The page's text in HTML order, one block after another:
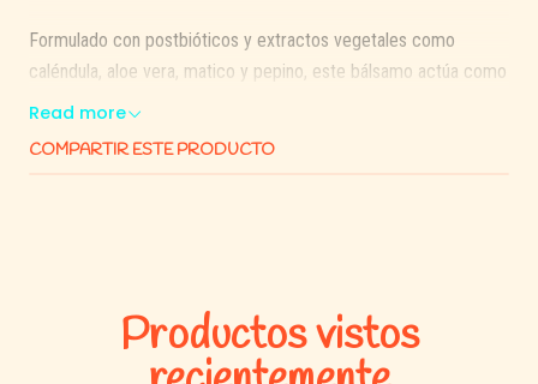
Formulado con postbióticos y extractos vegetales como
caléndula, aloe vera, matico y pepino, este bálsamo actúa como
un escudo protector, ideal para climas extremos, paseos en
resequedad.
Cuida la microbiota de la piel
: Gracias a sus
Read more
COMPARTIR ESTE PRODUCTO
Productos vistos